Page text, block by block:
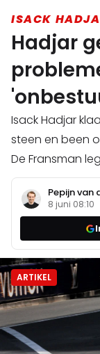
ISACK
Hadjar
Isack Hadjar
steen en been
De Fransman
Pepijn van
8 juni 08:10
ARTIKEL